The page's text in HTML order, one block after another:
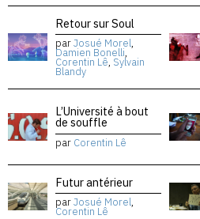
Retour sur Soul
parJosué Morel,
Damien Bonelli,
Corentin Lê, Sylvain
Blandy
L’Université à bout
de souffle
par Corentin Lê
Futur antérieur
parJosué Morel,
Corentin Lê